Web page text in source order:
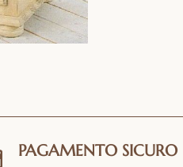
PAGAMENTO SICURO